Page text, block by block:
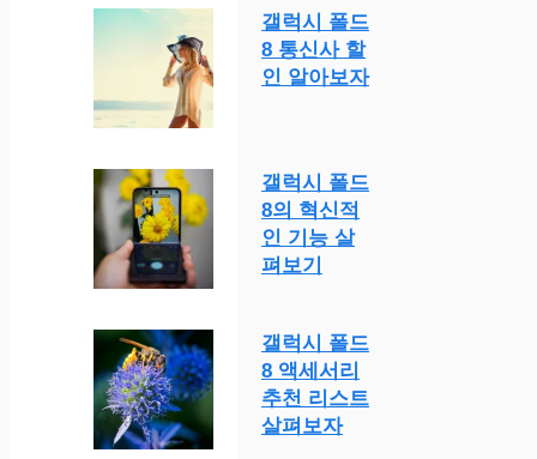
갤럭시 폴드
8 통신사 할
인 알아보자
갤럭시 폴드
8의 혁신적
인 기능 살
펴보기
갤럭시 폴드
8 액세서리
추천 리스트
살펴보자